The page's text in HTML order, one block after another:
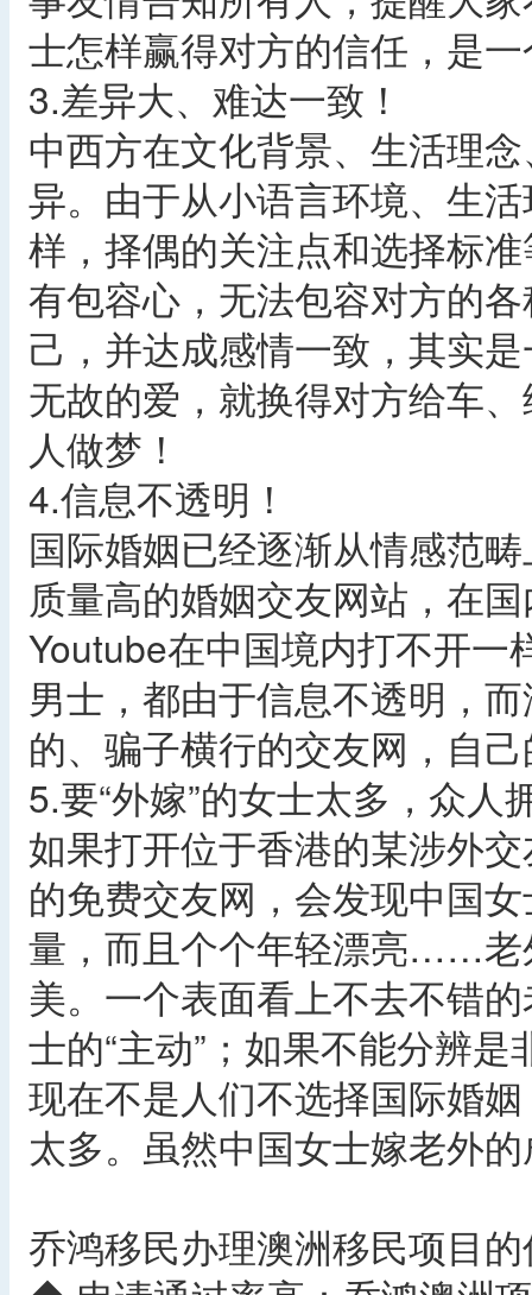
士怎样赢得对方的信任，是
3.差异大、难达一致！
中西方在文化背景、生活理
异。由于从小语言环境、生
样，择偶的关注点和选择标
有包容心，无法包容对方的
己，并达成感情一致，其实
无故的爱，就换得对方给车
人做梦！
4.信息不透明！
国际婚姻已经逐渐从情感范
质量高的婚姻交友网站，在
Youtube在中国境内打不开
男士，都由于信息不透明，
的、骗子横行的交友网，自
5.要“外嫁”的女士太多，众人
如果打开位于香港的某涉外
的免费交友网，会发现中国
量，而且个个年轻漂亮……老
美。一个表面看上不去不错
士的“主动”；如果不能分辨
现在不是人们不选择国际婚
太多。虽然中国女士嫁老外
乔鸿移民办理澳洲移民项目